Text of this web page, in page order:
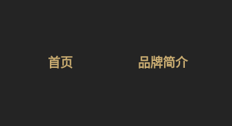
首页 品牌简介